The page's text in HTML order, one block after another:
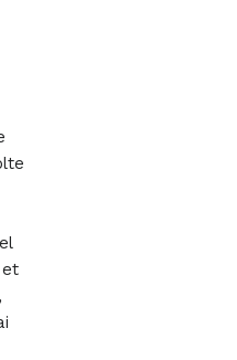
et